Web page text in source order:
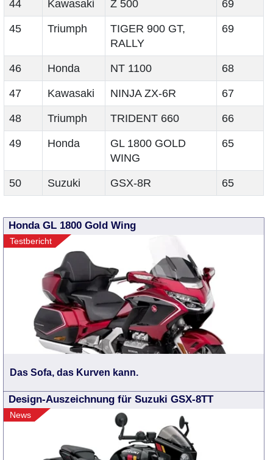
44 Kawasaki Z 500 69
45 Triumph
TIGER 900 GT,
RALLY
69
46 Honda NT 1100 68
47 Kawasaki NINJA ZX-6R 67
48 Triumph TRIDENT 660 66
49 Honda
GL 1800 GOLD
WING
65
50 Suzuki GSX-8R 65
Honda GL 1800 Gold Wing
Testbericht
Das Sofa, das Kurven kann.
Design-Auszeichnung für Suzuki GSX-8TT
News